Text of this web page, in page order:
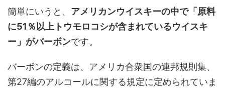
簡単にいうと、 アメリカンウイスキーの中で「原料
に51％以上トウモロコシが含まれているウイスキ
ー」がバーボンです。
バーボンの定義は、アメリカ合衆国の連邦規則集、
第27編のアルコールに関する規定に定められていま